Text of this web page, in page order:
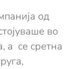
од
во
а се сретна